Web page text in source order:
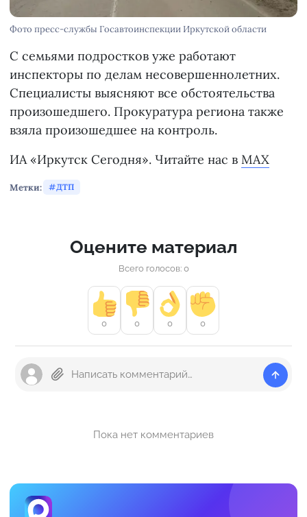
Фото пресс-службы Госавтоинспекции Иркутской области
С семьями подростков уже работают
инспекторы по делам несовершеннолетних.
Специалисты выясняют все обстоятельства
произошедшего. Прокуратура региона также
взяла произошедшее на контроль.
ИА «Иркутск Сегодня». Читайте нас в MAX
Метки: ДТП
Оцените материал
Всего голосов: 0
0 0 0 0
Пока нет комментариев